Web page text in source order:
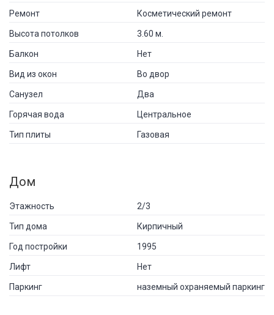
Ремонт Косметический ремонт
Высота потолков 3.60 м.
Балкон Нет
Вид из окон Во двор
Санузел Два
Горячая вода Центральное
Тип плиты Газовая
Дом
Этажность 2/3
Тип дома Кирпичный
Год постройки 1995
Лифт Нет
Паркинг наземный охраняемый паркинг